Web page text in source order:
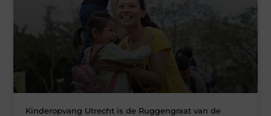
Kinderopvang Utrecht is de Ruggengraat van de